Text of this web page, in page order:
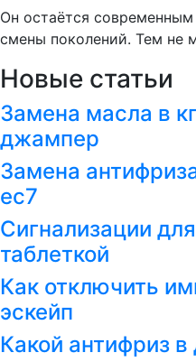
Он остаётся
смены поколений. Тем не
Новые статьи
Замена масла в
джампер
Замена
ес7
Сигнализации
таблеткой
Как отключить
эскейп
Какой антифриз